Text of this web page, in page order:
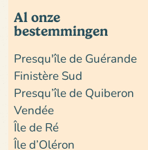
Al onze
bestemmingen
Presqu'île de Guérande
Finistère Sud
Presqu’île de Quiberon
Vendée
Île de Ré
Île d’Oléron